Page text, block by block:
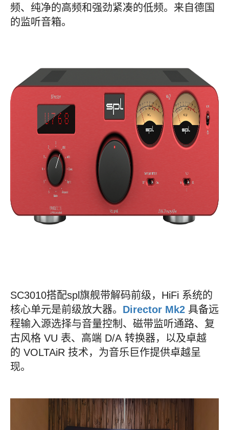
频、纯净的高频和强劲紧凑的低频。来自德国
的监听音箱。
SC3010搭配spl旗舰带解码前级，HiFi 系统的
核心单元是前级放大器。 Director Mk2具备远
程输入源选择与音量控制、磁带监听通路、复
古风格 VU 表、高端 D/A 转换器，以及卓越
的 VOLTAiR 技术，为音乐巨作提供卓越呈
现。